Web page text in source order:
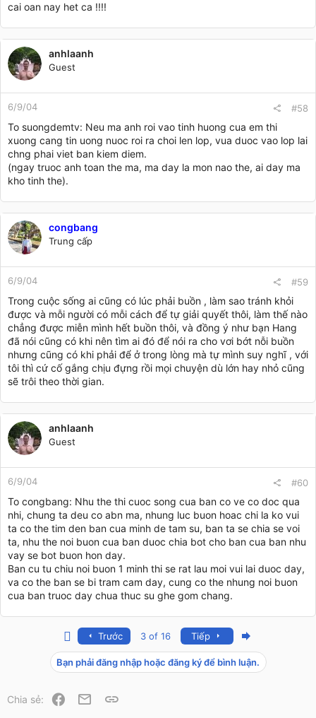
cai oan nay het ca !!!!
anhlaanh
Guest
6/9/04 #58
To suongdemtv: Neu ma anh roi vao tinh huong cua em thi
xuong cang tin uong nuoc roi ra choi len lop, vua duoc vao lop lai
chng phai viet ban kiem diem.
(ngay truoc anh toan the ma, ma day la mon nao the, ai day ma
kho tinh the).
congbang
Trung cấp
6/9/04 #59
Trong cuộc sống ai cũng có lúc phải buồn , làm sao tránh khỏi
được và mỗi người có mỗi cách để tự giải quyết thôi, làm thế nào
chẳng được miễn mình hết buồn thôi, và đồng ý như bạn Hang
đã nói cũng có khi nên tìm ai đó để nói ra cho vơi bớt nỗi buồn
nhưng cũng có khi phải để ở trong lòng mà tự mình suy nghĩ , với
tôi thì cứ cố gắng chịu đựng rồi mọi chuyện dù lớn hay nhỏ cũng
sẽ trôi theo thời gian.
anhlaanh
Guest
6/9/04 #60
To congbang: Nhu the thi cuoc song cua ban co ve co doc qua
nhi, chung ta deu co abn ma, nhung luc buon hoac chi la ko vui
ta co the tim den ban cua minh de tam su, ban ta se chia se voi
ta, nhu the noi buon cua ban duoc chia bot cho ban cua ban nhu
vay se bot buon hon day.
Ban cu tu chiu noi buon 1 minh thi se rat lau moi vui lai duoc day,
va co the ban se bi tram cam day, cung co the nhung noi buon
cua ban truoc day chua thuc su ghe gom chang.
First Trước 3 of 16 Tiếp
Bạn phải đăng nhập hoặc đăng ký để bình luận.
Chia sẻ: Facebook
Email